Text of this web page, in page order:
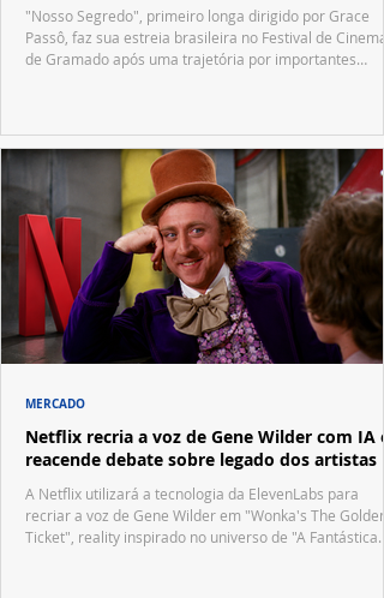
"Nosso Segredo", primeiro longa dirigido por Grace
Passô, faz sua estreia brasileira no Festival de Cinema
de Gramado após uma trajetória por importantes
Netflix recria a voz de Gene Wilder com IA e
reacende debate sobre legado dos artistas
A Netflix utilizará a tecnologia da ElevenLabs para
recriar a voz de Gene Wilder em "Wonka's The Golden
Ticket", reality inspirado no universo de "A Fantástica
MERCADO